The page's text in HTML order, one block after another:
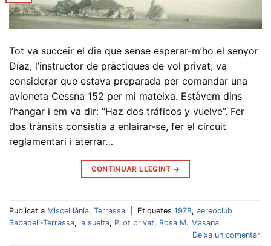
Tot va succeir el dia que sense esperar-m’ho el senyor
Díaz, l’instructor de pràctiques de vol privat, va
considerar que estava preparada per comandar una
avioneta Cessna 152 per mi mateixa. Estàvem dins
l’hangar i em va dir: “Haz dos tráficos y vuelve”. Fer
dos trànsits consistia a enlairar-se, fer el circuit
reglamentari i aterrar…
CONTINUAR LLEGINT →
Publicat a Miscel.lània, Terrassa Etiquetes 1978, aereoclub
Sabadell-Terrassa, la suelta, Pilot privat, Rosa M. Masana
Deixa un comentari